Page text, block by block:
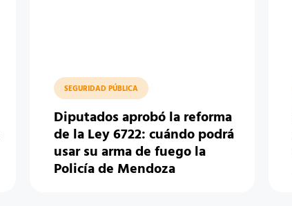
SEGURIDAD PÚBLICA
Diputados aprobó la reforma
de la Ley 6722: cuándo podrá
usar su arma de fuego la
Policía de Mendoza